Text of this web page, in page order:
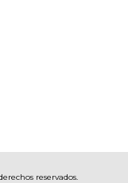
reservados.